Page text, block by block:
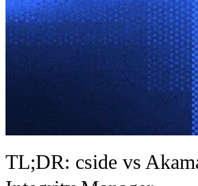
TL;DR: cside vs